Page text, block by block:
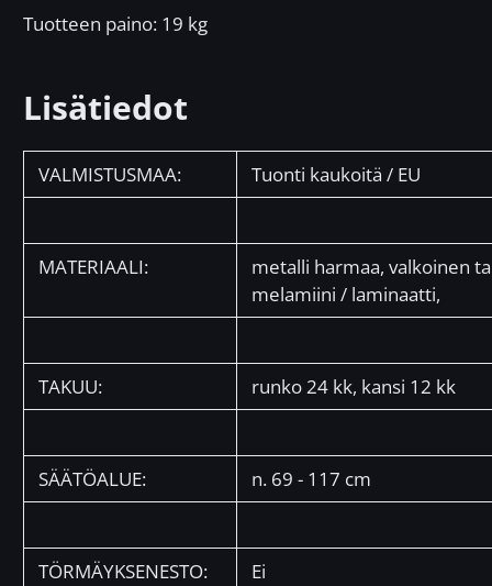
Tuotteen paino: 19 kg
Lisätiedot
VALMISTUSMAA: Tuonti kaukoitä / EU
MATERIAALI:
metalli harmaa, valkoinen
melamiini / laminaatti,
TAKUU: runko 24 kk, kansi 12 kk
SÄÄTÖALUE: n. 69 - 117 cm
TÖRMÄYKSENESTO: Ei